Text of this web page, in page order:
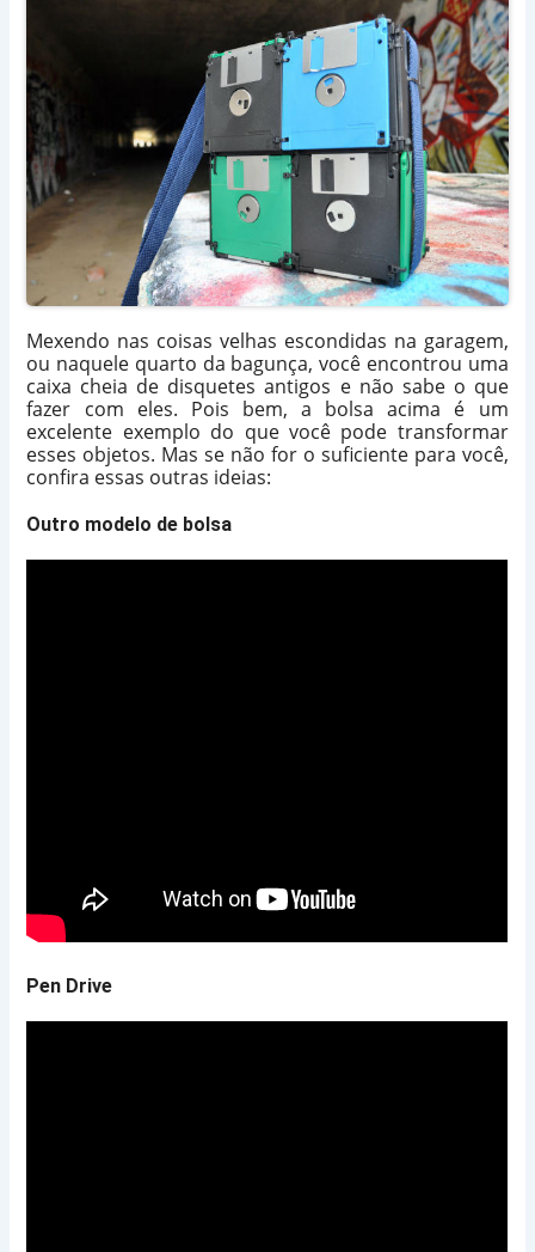
Mexendo nas coisas velhas escondidas na garagem,
ou naquele quarto da bagunça, você encontrou uma
caixa cheia de disquetes antigos e não sabe o que
fazer com eles. Pois bem, a bolsa acima é um
excelente exemplo do que você pode transformar
esses objetos. Mas se não for o suficiente para você,
confira essas outras ideias:
Outro modelo de bolsa
Pen Drive